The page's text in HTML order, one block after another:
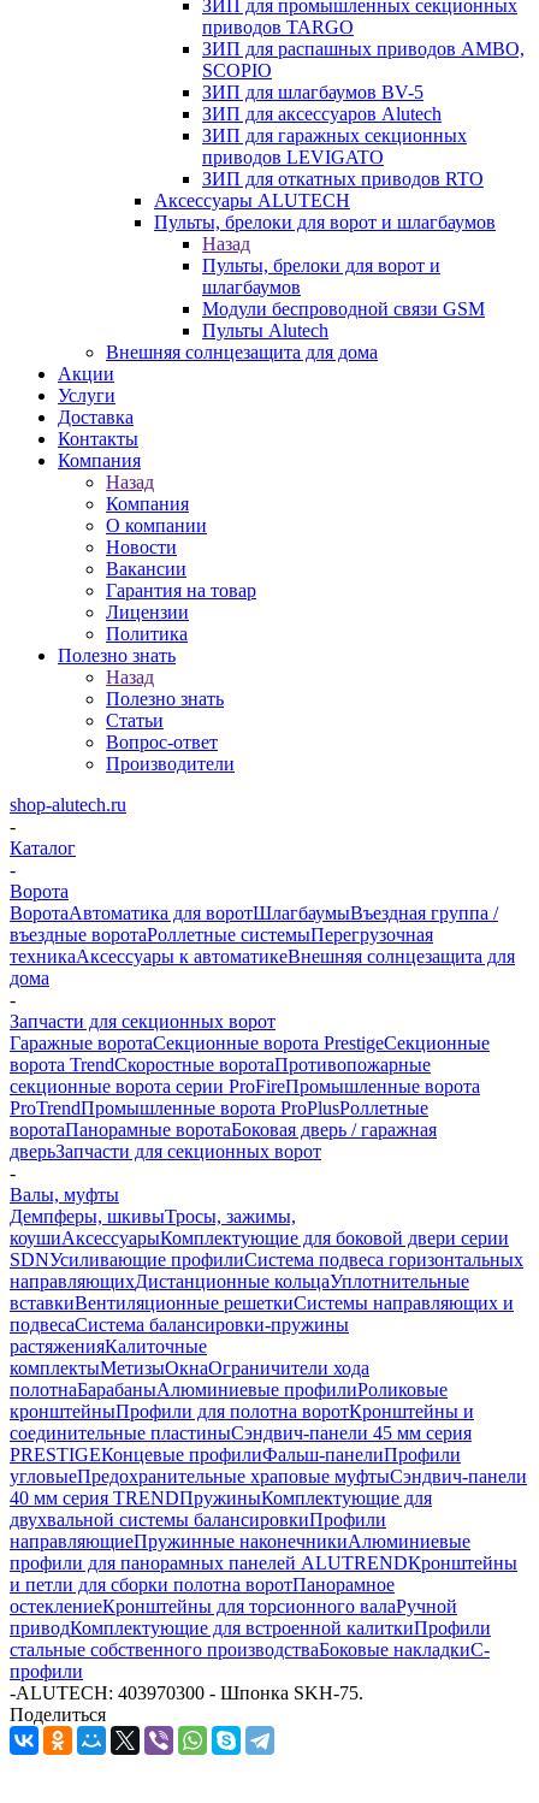
ЗИП для промышленных секционных
приводов TARGO
ЗИП для распашных приводов AMBO,
SCOPIO
ЗИП для шлагбаумов BV-5
ЗИП для аксессуаров Alutech
ЗИП для гаражных секционных
приводов LEVIGATO
ЗИП для откатных приводов RTO
Аксессуары ALUTECH
Пульты, брелоки для ворот и шлагбаумов
Назад
Пульты, брелоки для ворот и
шлагбаумов
Модули беспроводной связи GSM
Пульты Alutech
Внешняя солнцезащита для дома
Акции
Услуги
Доставка
Контакты
Компания
Назад
Компания
О компании
Новости
Вакансии
Гарантия на товар
Лицензии
Политика
Полезно знать
Назад
Полезно знать
Статьи
Вопрос-ответ
Производители
shop-alutech.ru
-
Каталог
-
Ворота
ВоротаАвтоматика для воротШлагбаумыВъездная группа /
въездные воротаРоллетные системыПерегрузочная
техникаАксессуары к автоматикеВнешняя солнцезащита для
дома
-
Запчасти для секционных ворот
Гаражные воротаСекционные ворота PrestigeСекционные
ворота TrendСкоростные воротаПротивопожарные
секционные ворота серии ProFireПромышленные ворота
ProTrendПромышленные ворота ProPlusРоллетные
воротаПанорамные воротаБоковая дверь / гаражная
дверьЗапчасти для секционных ворот
-
Валы, муфты
Демпферы, шкивыТросы, зажимы,
коушиАксессуарыКомплектующие для боковой двери серии
SDNУсиливающие профилиСистема подвеса горизонтальных
направляющихДистанционные кольцаУплотнительные
вставкиВентиляционные решеткиСистемы направляющих и
подвесаСистема балансировки-пружины
растяженияКалиточные
комплектыМетизыОкнаОграничители хода
полотнаБарабаныАлюминиевые профилиРоликовые
кронштейныПрофили для полотна воротКронштейны и
соединительные пластиныСэндвич-панели 45 мм серия
PRESTIGEКонцевые профилиФальш-панелиПрофили
угловыеПредохранительные храповые муфтыСэндвич-панели
40 мм серия TRENDПружиныКомплектующие для
двухвальной системы балансировкиПрофили
направляющиеПружинные наконечникиАлюминиевые
профили для панорамных панелей ALUTRENDКронштейны
и петли для сборки полотна воротПанорамное
остеклениеКронштейны для торсионного валаРучной
приводКомплектующие для встроенной калиткиПрофили
стальные собственного производстваБоковые накладкиС-
профили
-ALUTECH: 403970300 - Шпонка SKH-75.
Поделиться